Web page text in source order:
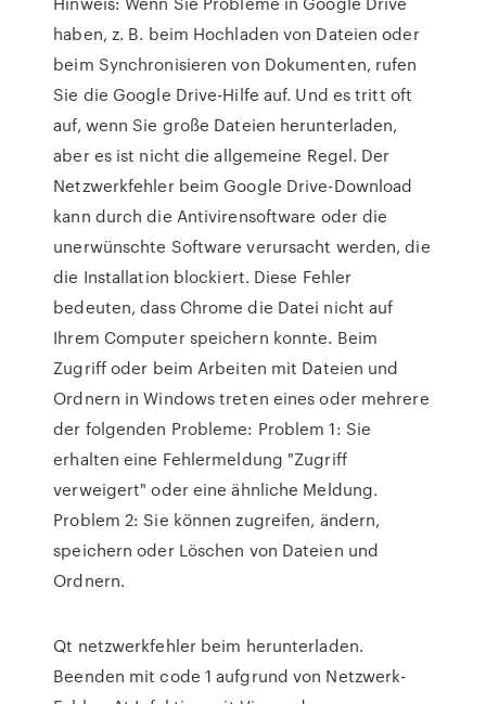
haben, z. B. beim Hochladen von Dateien oder
beim Synchronisieren von Dokumenten, rufen
Sie die Google Drive-Hilfe auf. Und es tritt oft
auf, wenn Sie große Dateien herunterladen,
aber es ist nicht die allgemeine Regel. Der
Netzwerkfehler beim Google Drive-Download
kann durch die Antivirensoftware oder die
unerwünschte Software verursacht werden, die
die Installation blockiert. Diese Fehler
bedeuten, dass Chrome die Datei nicht auf
Ihrem Computer speichern konnte. Beim
Zugriff oder beim Arbeiten mit Dateien und
Ordnern in Windows treten eines oder mehrere
der folgenden Probleme: Problem 1: Sie
erhalten eine Fehlermeldung "Zugriff
verweigert" oder eine ähnliche Meldung.
Problem 2: Sie können zugreifen, ändern,
speichern oder Löschen von Dateien und
Ordnern.
Qt netzwerkfehler beim herunterladen.
Beenden mit code 1 aufgrund von Netzwerk-